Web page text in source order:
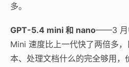
多。
GPT-5.4 mini 和 nano——3 月
Mini 速度比上一代快了两倍多
本、处理文档什么的完全够用